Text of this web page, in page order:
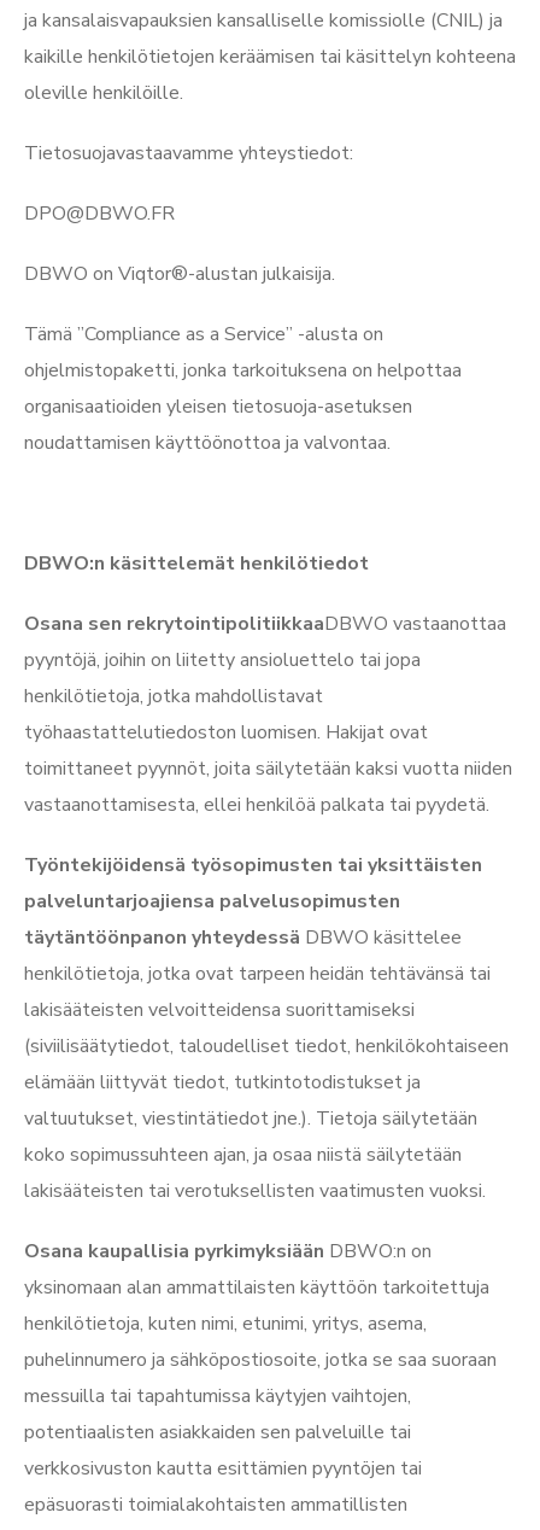
ja kansalaisvapauksien kansalliselle komissiolle (CNIL) ja
kaikille henkilötietojen keräämisen tai käsittelyn kohteena
oleville henkilöille.
Tietosuojavastaavamme yhteystiedot:
DPO@DBWO.FR
DBWO on Viqtor®-alustan julkaisija.
Tämä ”Compliance as a Service” -alusta on
ohjelmistopaketti, jonka tarkoituksena on helpottaa
organisaatioiden yleisen tietosuoja-asetuksen
noudattamisen käyttöönottoa ja valvontaa.
DBWO:n käsittelemät henkilötiedot
Osana sen rekrytointipolitiikkaaDBWO vastaanottaa
pyyntöjä, joihin on liitetty ansioluettelo tai jopa
henkilötietoja, jotka mahdollistavat
työhaastattelutiedoston luomisen. Hakijat ovat
toimittaneet pyynnöt, joita säilytetään kaksi vuotta niiden
vastaanottamisesta, ellei henkilöä palkata tai pyydetä.
Työntekijöidensä työsopimusten tai yksittäisten
palveluntarjoajiensa palvelusopimusten
täytäntöönpanon yhteydessä DBWO käsittelee
henkilötietoja, jotka ovat tarpeen heidän tehtävänsä tai
lakisääteisten velvoitteidensa suorittamiseksi
(siviilisäätytiedot, taloudelliset tiedot, henkilökohtaiseen
elämään liittyvät tiedot, tutkintotodistukset ja
valtuutukset, viestintätiedot jne.). Tietoja säilytetään
koko sopimussuhteen ajan, ja osaa niistä säilytetään
lakisääteisten tai verotuksellisten vaatimusten vuoksi.
Osana kaupallisia pyrkimyksiään DBWO:n on
yksinomaan alan ammattilaisten käyttöön tarkoitettuja
henkilötietoja, kuten nimi, etunimi, yritys, asema,
puhelinnumero ja sähköpostiosoite, jotka se saa suoraan
messuilla tai tapahtumissa käytyjen vaihtojen,
potentiaalisten asiakkaiden sen palveluille tai
verkkosivuston kautta esittämien pyyntöjen tai
epäsuorasti toimialakohtaisten ammatillisten